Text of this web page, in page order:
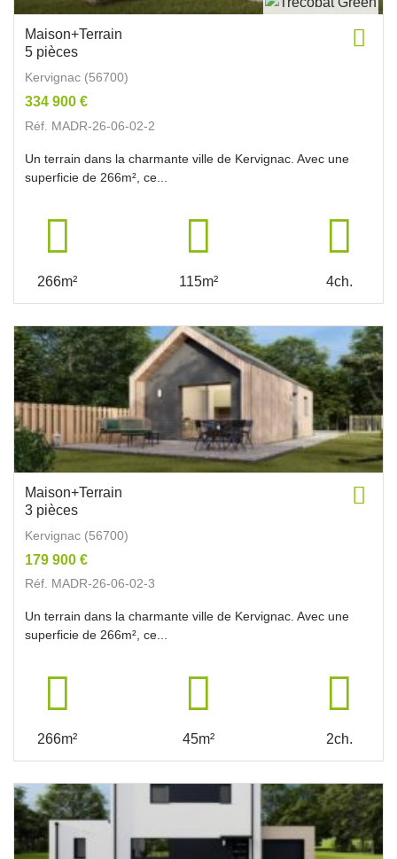
Maison+Terrain
5 pièces
Kervignac (56700)
334 900 €
Réf. MADR-26-06-02-2
Un terrain dans la charmante ville de Kervignac. Avec une
superficie de 266m², ce...
266m² 115m² 4ch.
Maison+Terrain
3 pièces
Kervignac (56700)
179 900 €
Réf. MADR-26-06-02-3
Un terrain dans la charmante ville de Kervignac. Avec une
superficie de 266m², ce...
266m² 45m² 2ch.